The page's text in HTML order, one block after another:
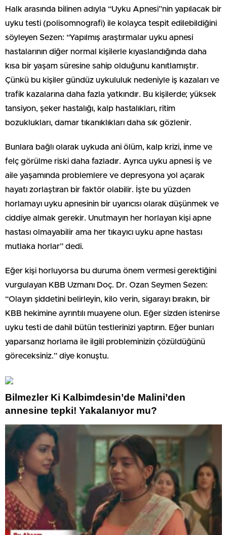
Halk arasında bilinen adıyla “Uyku Apnesi”nin yapılacak bir
uyku testi (polisomnografi) ile kolayca tespit edilebildiğini
söyleyen Sezen: “Yapılmış araştırmalar uyku apnesi
hastalarının diğer normal kişilerle kıyaslandığında daha
kısa bir yaşam süresine sahip olduğunu kanıtlamıştır.
Çünkü bu kişiler gündüz uykululuk nedeniyle iş kazaları ve
trafik kazalarına daha fazla yatkındır. Bu kişilerde; yüksek
tansiyon, şeker hastalığı, kalp hastalıkları, ritim
bozuklukları, damar tıkanıklıkları daha sık gözlenir.
Bunlara bağlı olarak uykuda ani ölüm, kalp krizi, inme ve
felç görülme riski daha fazladır. Ayrıca uyku apnesi iş ve
aile yaşamında problemlere ve depresyona yol açarak
hayatı zorlaştıran bir faktör olabilir. İşte bu yüzden
horlamayı uyku apnesinin bir uyarıcısı olarak düşünmek ve
ciddiye almak gerekir. Unutmayın her horlayan kişi apne
hastası olmayabilir ama her tıkayıcı uyku apne hastası
mutlaka horlar” dedi.
Eğer kişi horluyorsa bu duruma önem vermesi gerektiğini
vurgulayan KBB Uzmanı Doç. Dr. Ozan Seymen Sezen:
“Olayın şiddetini belirleyin, kilo verin, sigarayı bırakın, bir
KBB hekimine ayrıntılı muayene olun. Eğer sizden istenirse
uyku testi de dahil bütün testlerinizi yaptırın. Eğer bunları
yaparsanız horlama ile ilgili probleminizin çözüldüğünü
göreceksiniz.” diye konuştu.
Bilmezler Ki Kalbimdesin’de Malini’den
annesine tepki! Yakalanıyor mu?